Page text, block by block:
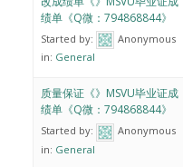
绩单《Q微：794868844》
Started by:
Anonymous
in: General
质量保证《》MSVU毕业证成
绩单《Q微：794868844》
Started by:
Anonymous
in: General